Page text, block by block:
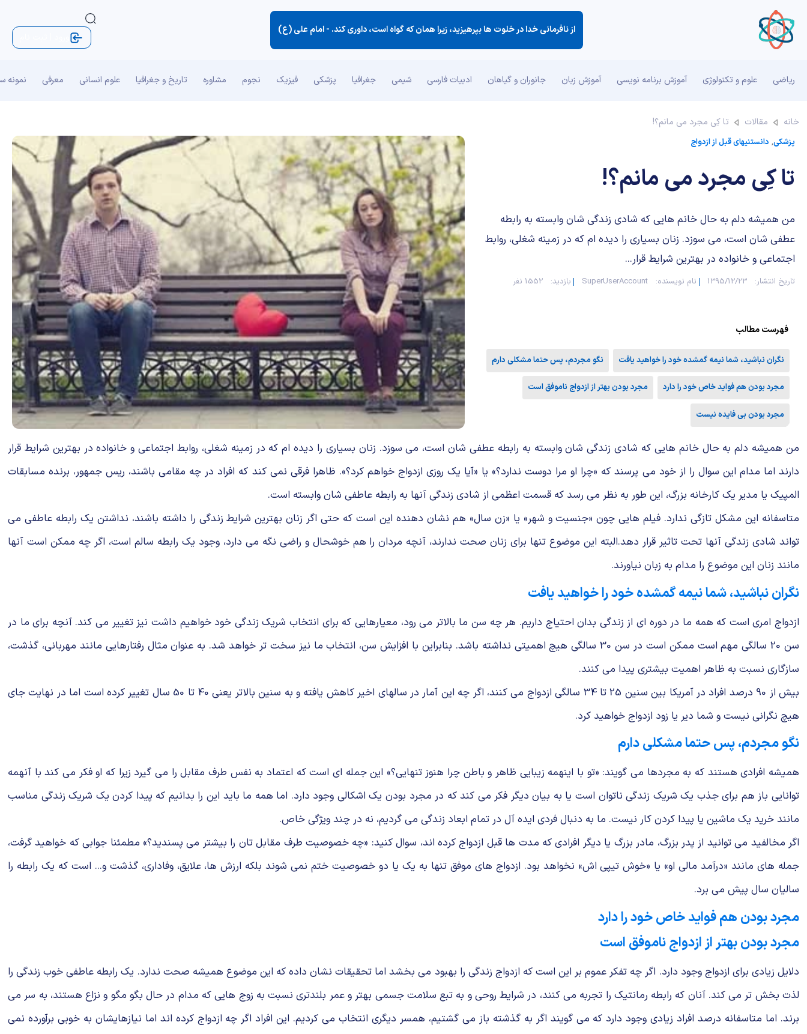
از نافرمانی خدا در خلوت ها بپرهیزید، زیرا همان كه گواه است، داوری كند. -امام علی (ع)
ریاضی علوم و تکنولوژی آموزش برنامه نویسی آموزش زبان جانوران و گیاهان ادبیات فارسی شیمی جغرافیا پزشکی فیزیک نجوم مشاوره تاریخ و جغرافیا علوم انسانی معرفی نمونه
خانه مقالات تا کِی مجرد می مانم؟!
پزشکی, دانستنیهای قبل از ازدواج
تا کِی مجرد می مانم؟!
من همیشه دلم به حال خانم هایی که شادی زندگی شان وابسته به رابطه
عطفی شان است، می سوزد. زنان بسیاری را دیده ام که در زمینه شغلی، روابط
اجتماعی و خانواده در بهترین شرایط قرار...
تاریخ انتشار: 1395/12/23 نام نویسنده: SuperUserAccount بازدید: 1552 نفر
فهرست مطالب
نگران نباشید، شما نیمه گمشده خود را خواهید یافت نگو مجردم، پس حتما مشکلی دارم
مجرد بودن هم فواید خاص خود را دارد مجرد بودن بهتر از ازدواج ناموفق است
مجرد بودن بی فایده نیست
من همیشه دلم به حال خانم هایی که شادی زندگی شان وابسته به رابطه عطفی شان است، می سوزد. زنان بسیاری را دیده ام که در زمینه شغلی، روابط اجتماعی و خانواده در بهترین شرایط قرار
دارند اما مدام این سوال را از خود می پرسند که «چرا او مرا دوست ندارد؟» یا «آیا یک روزی ازدواج خواهم کرد؟». ظاهرا فرقی نمی کند که افراد در چه مقامی باشند، ریس جمهور، برنده مسابقات
المپیک یا مدیر یک کارخانه بزرگ، این طور به نظر می رسد که قسمت اعظمی از شادی زندگی آنها به رابطه عاطفی شان وابسته است.
متاسفانه این مشکل تازگی ندارد. فیلم هایی چون «جنسیت و شهر» یا «زن سال» هم نشان دهنده این است که حتی اگر زنان بهترین شرایط زندگی را داشته باشند، نداشتن یک رابطه عاطفی می
تواند شادی زندگی آنها تحت تاثیر قرار دهد.البته این موضوع تنها برای زنان صحت ندارند، آنچه مردان را هم خوشحال و راضی نگه می دارد، وجود یک رابطه سالم است، اگر چه ممکن است آنها
مانند زنان این موضوع را مدام به زبان نیاورند.
نگران نباشید، شما نیمه گمشده خود را خواهید یافت
ازدواج امری است که همه ما در دوره ای از زندگی بدان احتیاج داریم. هر چه سن ما بالاتر می رود، معیارهایی که برای انتخاب شریک زندگی خود خواهیم داشت نیز تغییر می کند. آنچه برای ما در
سن 20 سالگی مهم است ممکن است در سن 30 سالگی هیچ اهمیتی نداشته باشد. بنابراین با افزایش سن، انتخاب ما نیز سخت تر خواهد شد. به عنوان مثال رفتارهایی مانند مهربانی، گذشت،
سازگاری نسبت به ظاهر اهمیت بیشتری پیدا می کنند.
بیش از 90 درصد افراد در آمریکا بین سنین 25 تا 34 سالگی ازدواج می کنند، اگر چه این آمار در سالهای اخیر کاهش یافته و به سنین بالاتر یعنی 40 تا 50 سال تغییر کرده است اما در نهایت جای
هیچ نگرانی نیست و شما دیر یا زود ازدواج خواهید کرد.
نگو مجردم، پس حتما مشکلی دارم
همیشه افرادی هستند که به مجردها می گویند: «تو با اینهمه زیبایی ظاهر و باطن چرا هنوز تنهایی؟» این جمله ای است که اعتماد به نفس طرف مقابل را می گیرد زیرا که او فکر می کند با آنهمه
توانایی باز هم برای جذب یک شریک زندگی ناتوان است یا به بیان دیگر فکر می کند که در مجرد بودن یک اشکالی وجود دارد. اما همه ما باید این را بدانیم که پیدا کردن یک شریک زندگی مناسب
مانند خرید یک ماشین یا پیدا کردن کار نیست. ما به دنبال فردی ایده آل در تمام ابعاد زندگی می گردیم، نه در چند ویژگی خاص.
اگر مخالفید می توانید از پدر بزرگ، مادر بزرگ یا دیگر افرادی که مدت ها قبل ازدواج کرده اند، سوال کنید: «چه خصوصیت طرف مقابل تان را بیشتر می پسندید؟» مطمئنا جوابی که خواهید گرفت،
جمله های مانند «درآمد مالی او» یا «خوش تیپی اش» نخواهد بود. ازدواج های موفق تنها به یک یا دو خصوصیت ختم نمی شوند بلکه ارزش ها، علایق، وفاداری، گذشت و... است که یک رابطه را
سالیان سال پیش می برد.
مجرد بودن هم فواید خاص خود را دارد
مجرد بودن بهتر از ازدواج ناموفق است
دلایل زیادی برای ازدواج وجود دارد. اگر چه تفکر عموم بر این است که ازدواج زندگی را بهبود می بخشد اما تحقیقات نشان داده که این موضوع همیشه صحت ندارد. یک رابطه عاطفی خوب زندگی را
لذت بخش تر می کند. آنان که رابطه رمانتیک را تجربه می کنند، در شرایط روحی و به تبع سلامت جسمی بهتر و عمر بلندتری نسبت به زوج هایی که مدام در حال بگو مگو و نزاع هستند، به سر می
برند. اما متاسفانه درصد افراد زیادی وجود دارد که می گویند اگر به گذشته باز می گشتیم، همسر دیگری انتخاب می کردیم. این افراد اگر چه ازدواج کرده اند اما نیازهایشان به خوبی برآورده نمی